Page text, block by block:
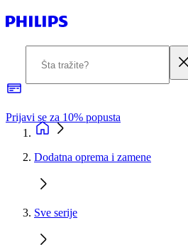
Prijavi se za 10% popusta
Dodatna oprema i zamene
Sve serije